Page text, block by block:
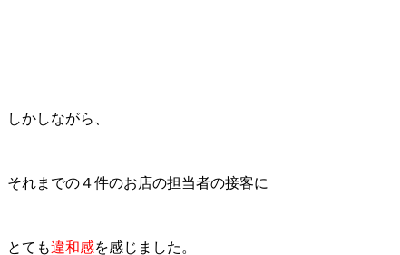
しかしながら、
それまでの４件のお店の担当者の接客に
とても違和感を感じました。